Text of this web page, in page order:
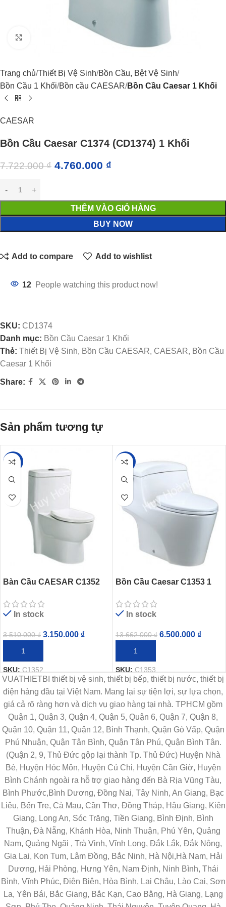
Trang chủ Thiết Bị Vệ Sinh Bồn Cầu, Bệt Vệ Sinh
Bồn Cầu 1 Khối Bồn cầu CAESAR Bồn Cầu Caesar 1 Khối
CAESAR
Bồn Cầu Caesar C1374 (CD1374) 1 Khối
7.722.000₫ 4.760.000 ₫
THÊM VÀO GIỎ HÀNG
BUY NOW
Add to compare Add to wishlist
12 People watching this product now!
SKU: CD1374
Danh mục: Bồn Cầu Caesar 1 Khối
Thẻ: Thiết Bị Vệ Sinh, Bồn Cầu CAESAR, CAESAR, Bồn Cầu
Caesar 1 Khối
Share:
Sản phẩm tương tự
-10%
Bàn Cầu CAESAR C1352
In stock
3.510.000₫ 3.150.000 ₫
THÊM VÀO GIỎ HÀNG
SKU:C1352
-52%
Bồn Cầu Caesar C1353 1
In stock
13.662.000₫ 6.500.000 ₫
THÊM VÀO GIỎ HÀNG
SKU:C1353
VUATHIETBI thiết bị vệ sinh, thiết bị bếp, thiết bị nước, thiết bị
điện hàng đầu tại Việt Nam. Mang lại sự tiện lợi, sự lựa chọn,
giá cả rõ ràng hơn và dịch vụ giao hàng tại nhà. TPHCM gồm
Quận 1, Quận 3, Quận 4, Quận 5, Quận 6, Quận 7, Quận 8,
Quận 10, Quận 11, Quận 12, Bình Thạnh, Quận Gò Vấp, Quận
Phú Nhuận, Quận Tân Bình, Quận Tân Phú, Quận Bình Tân.
(Quận 2, 9, Thủ Đức gộp lại thành Tp. Thủ Đức) Huyện Nhà
Bè, Huyện Hóc Môn, Huyện Củ Chi, Huyện Cần Giờ, Huyện
Bình Chánh ngoài ra hỗ trợ giao hàng đến Bà Rịa Vũng Tàu,
Bình Phước,Bình Dương, Đồng Nai, Tây Ninh, An Giang, Bạc
Liêu, Bến Tre, Cà Mau, Cần Thơ, Đồng Tháp, Hậu Giang, Kiên
Giang, Long An, Sóc Trăng, Tiền Giang, Bình Định, Bình
Thuận, Đà Nẵng, Khánh Hòa, Ninh Thuận, Phú Yên, Quảng
Nam, Quảng Ngãi , Trà Vinh, Vĩnh Long, Đắk Lắk, Đắk Nông,
Gia Lai, Kon Tum, Lâm Đồng, Bắc Ninh, Hà Nội,Hà Nam, Hải
Dương, Hải Phòng, Hưng Yên, Nam Định, Ninh Bình, Thái
Bình, Vĩnh Phúc, Điện Biên, Hòa Bình, Lai Châu, Lào Cai, Sơn
La, Yên Bái, Bắc Giang, Bắc Kạn, Cao Bằng, Hà Giang, Lạng